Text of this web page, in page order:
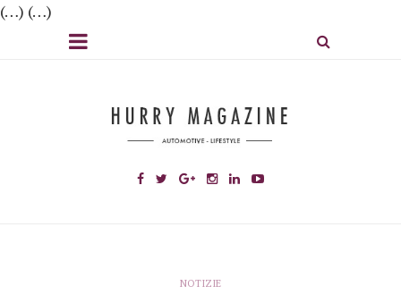
(…) (…)
NOTIZIE